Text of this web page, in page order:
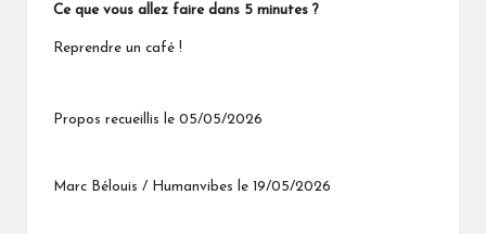
Ce que vous allez faire dans 5 minutes ?
Reprendre un café !
Propos recueillis le 05/05/2026
Marc Bélouis / Humanvibes le 19/05/2026